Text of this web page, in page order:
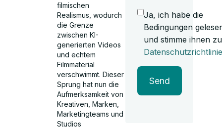
filmischen
Realismus, wodurch
die Grenze
zwischen KI-
generierten Videos
und echtem
Filmmaterial
verschwimmt. Dieser
Sprung hat nun die
Aufmerksamkeit von
Kreativen, Marken,
Marketingteams und
Studios
Ja, ich habe die
Bedingungen
und stimme ihnen
Datenschutzrichtlinie
Send